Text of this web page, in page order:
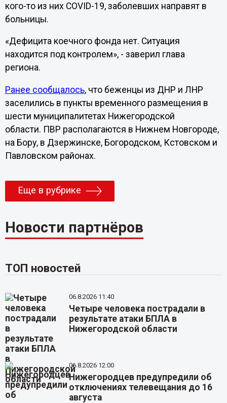
кого-то из них COVID-19, заболевших направят в
больницы.
«Дефицита коечного фонда нет. Ситуация
находится под контролем», - заверил глава
региона.
Ранее сообщалось, что беженцы из ДНР и ЛНР
заселились в пункты временного размещения в
шести муниципалитетах Нижегородской
области. ПВР располагаются в Нижнем Новгороде,
на Бору, в Дзержинске, Богородском, Кстовском и
Павловском районах.
Еще в рубрике
Новости партнёров
ТОП новостей
06.8.2026 11:40
Четыре человека пострадали в
результате атаки БПЛА в
Нижегородской области
06.8.2026 12:00
Нижегородцев предупредили об
отключениях телевещания до 16
августа